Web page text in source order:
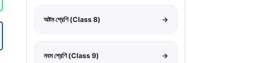
অষ্টম শ্রেণি (Class 8) →
নবম শ্রেণি (Class 9) →